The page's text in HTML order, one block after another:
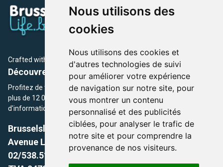
Nous utilisons des
cookies
Nous utilisons des cookies et
d'autres technologies de suivi
pour améliorer votre expérience
de navigation sur notre site, pour
vous montrer un contenu
personnalisé et des publicités
ciblées, pour analyser le trafic de
notre site et pour comprendre la
provenance de nos visiteurs.
Crafted with by Brusselslife Team
Découvrez plus de 12 000 adresses et événements
Profitez de toutes les sections de BrusselsLife.be et découvrez
plus de 12 000 adresses et un grand choix d'événements,
d'informations et de conseils et astuces de notre écriture.
Brusselslife.be
Avenue Louise, 500 -1050 Ixelles, Brussels,
02/538.51.49.